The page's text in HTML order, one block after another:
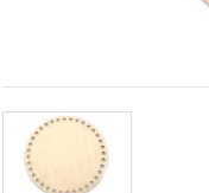
migliorare
offerta e
visualizzare
contenuti
personalizzati.